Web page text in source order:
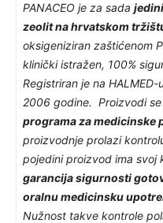
PANACEO je za sada
zeolit na hrvatskom
oksigeniziran zaštićenom
klinički istražen, 100%
Registriran je na
2006 godine. Proizvodi
programa za medicinske
proizvodnje prolazi
pojedini proizvod ima svoj
garancija sigurnosti
oralnu medicinsku
Nužnost takve kontrole